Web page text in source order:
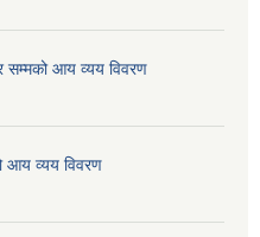
आय व्यय विवरण
आय व्यय विवरण